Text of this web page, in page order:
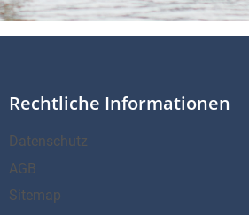
Rechtliche Informationen
Datenschutz
AGB
Sitemap